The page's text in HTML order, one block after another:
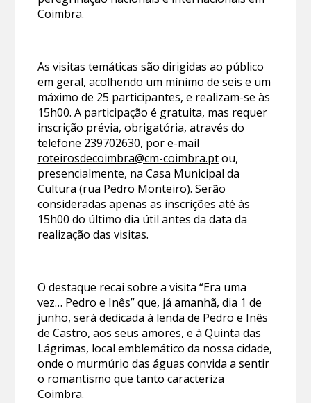
Coimbra.
As visitas temáticas são dirigidas ao público
em geral, acolhendo um mínimo de seis e um
máximo de 25 participantes, e realizam-se às
15h00. A participação é gratuita, mas requer
inscrição prévia, obrigatória, através do
telefone 239702630, por e-mail
roteirosdecoimbra@cm-coimbra.ptou,
presencialmente, na Casa Municipal da
Cultura (rua Pedro Monteiro). Serão
consideradas apenas as inscrições até às
15h00 do último dia útil antes da data da
realização das visitas.
O destaque recai sobre a visita “Era uma
vez… Pedro e Inês” que, já amanhã, dia 1 de
junho, será dedicada à lenda de Pedro e Inês
de Castro, aos seus amores, e à Quinta das
Lágrimas, local emblemático da nossa cidade,
onde o murmúrio das águas convida a sentir
o romantismo que tanto caracteriza
Coimbra.